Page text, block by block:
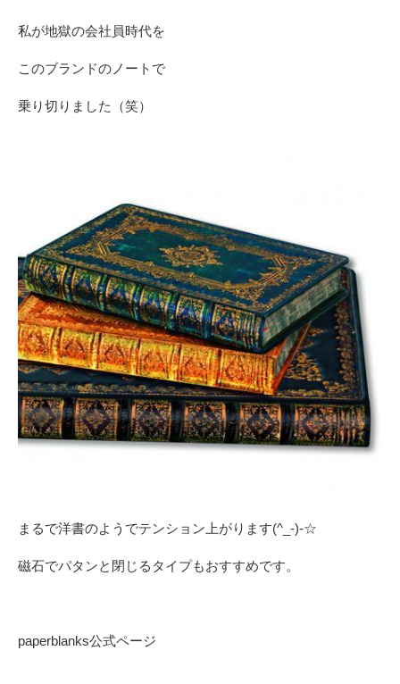
私が地獄の会社員時代を
このブランドのノートで
乗り切りました（笑）
まるで洋書のようでテンション上がります(^_-)-☆
磁石でパタンと閉じるタイプもおすすめです。
paperblanks公式ページ